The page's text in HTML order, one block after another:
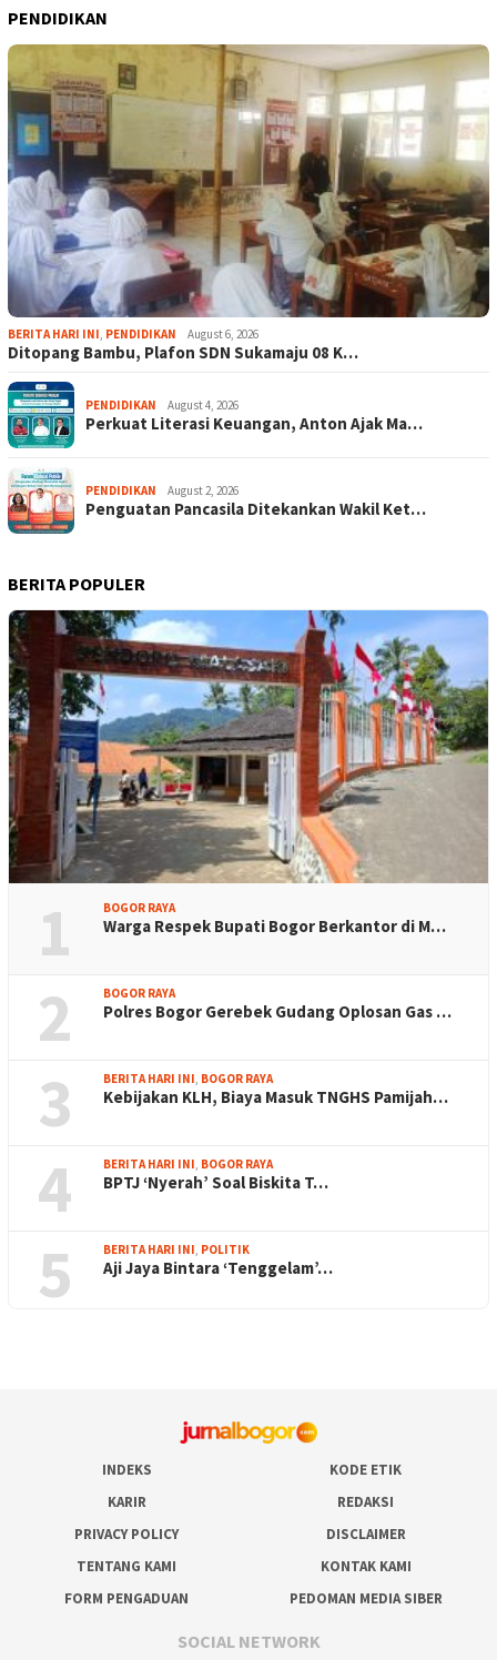
PENDIDIKAN
BERITA HARI INI, PENDIDIKAN August 6, 2026
Ditopang Bambu, Plafon SDN Sukamaju 08 K…
PENDIDIKAN August 4, 2026
Perkuat Literasi Keuangan, Anton Ajak Ma…
PENDIDIKAN August 2, 2026
Penguatan Pancasila Ditekankan Wakil Ket…
BERITA POPULER
1 BOGOR RAYA
Warga Respek Bupati Bogor Berkantor di M…
2 BOGOR RAYA
Polres Bogor Gerebek Gudang Oplosan Gas …
3 BERITA HARI INI BOGOR RAYA
Kebijakan KLH, Biaya Masuk TNGHS Pamijah…
4 BERITA HARI INI BOGOR RAYA
BPTJ ‘Nyerah’ Soal Biskita T…
5 BERITA HARI INI POLITIK
Aji Jaya Bintara ‘Tenggelam’…
INDEKS
KODE ETIK
KARIR
REDAKSI
PRIVACY POLICY
DISCLAIMER
TENTANG KAMI
KONTAK KAMI
FORM PENGADUAN
PEDOMAN MEDIA SIBER
SOCIAL NETWORK